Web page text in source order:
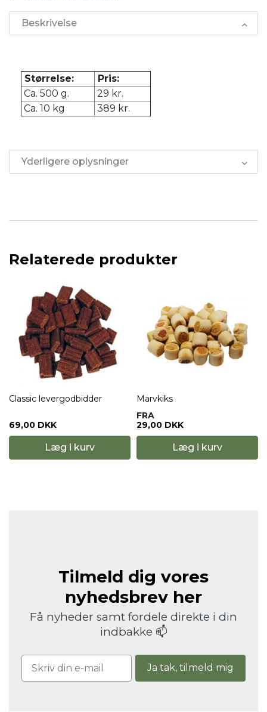
Beskrivelse
Størrelse:
Pris:
Ca. 500 g.
29 kr.
Ca. 10 kg
389 kr.
Yderligere oplysninger
Relaterede produkter
Classic levergodbidder
69,00 DKK
Læg i kurv
Marvkiks
FRA
29,00 DKK
Læg i kurv
Tilmeld dig vores
nyhedsbrev her
Få nyheder samt fordele direkte i din
indbakke 📫
Ja tak, tilmeld mig